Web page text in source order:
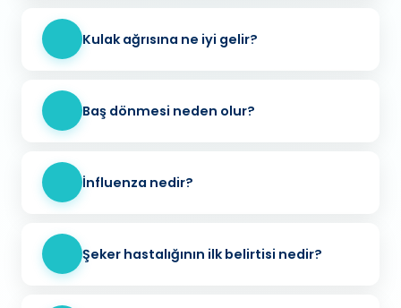
Kulak ağrısına ne iyi gelir?
Baş dönmesi neden olur?
İnfluenza nedir?
Şeker hastalığının ilk belirtisi nedir?